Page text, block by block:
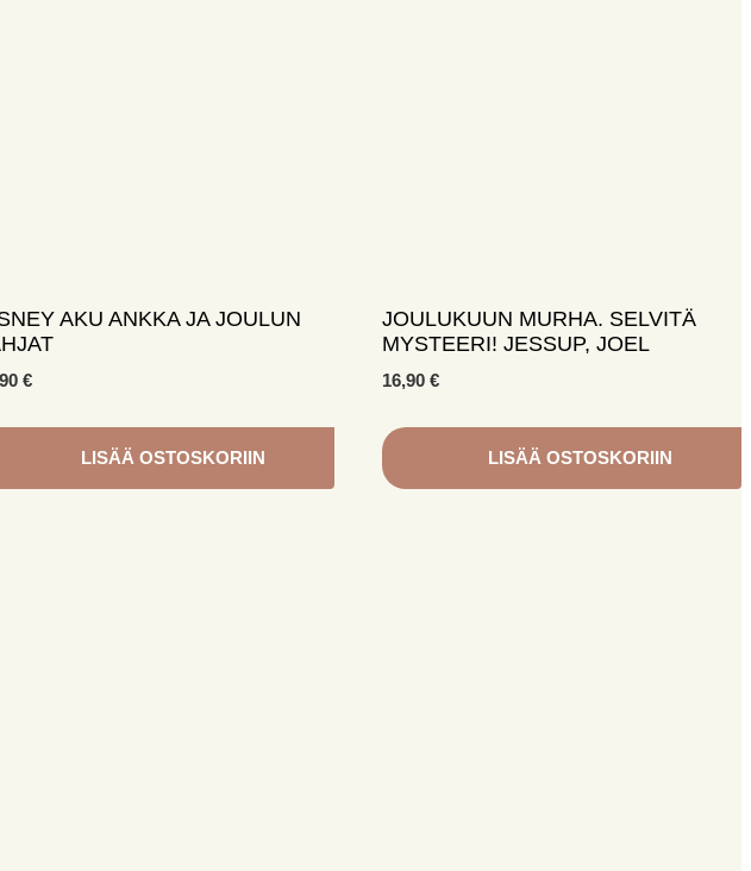
AKU ANKKA JA JOULUN
€
LISÄÄ OSTOSKORIIN
JOULUKUUN MURHA. SELVITÄ
MYSTEERI! JESSUP, JOEL
16,90 €
LISÄÄ OSTOSKORIIN